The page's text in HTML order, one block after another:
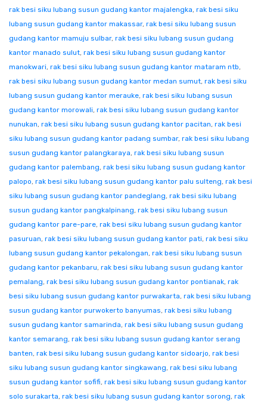
rak besi siku lubang susun gudang kantor majalengka, rak besi siku
lubang susun gudang kantor makassar, rak besi siku lubang susun
gudang kantor mamuju sulbar, rak besi siku lubang susun gudang
kantor manado sulut, rak besi siku lubang susun gudang kantor
manokwari, rak besi siku lubang susun gudang kantor mataram ntb,
rak besi siku lubang susun gudang kantor medan sumut, rak besi siku
lubang susun gudang kantor merauke, rak besi siku lubang susun
gudang kantor morowali, rak besi siku lubang susun gudang kantor
nunukan, rak besi siku lubang susun gudang kantor pacitan, rak besi
siku lubang susun gudang kantor padang sumbar, rak besi siku lubang
susun gudang kantor palangkaraya, rak besi siku lubang susun
gudang kantor palembang, rak besi siku lubang susun gudang kantor
palopo, rak besi siku lubang susun gudang kantor palu sulteng, rak besi
siku lubang susun gudang kantor pandeglang, rak besi siku lubang
susun gudang kantor pangkalpinang, rak besi siku lubang susun
gudang kantor pare-pare, rak besi siku lubang susun gudang kantor
pasuruan, rak besi siku lubang susun gudang kantor pati, rak besi siku
lubang susun gudang kantor pekalongan, rak besi siku lubang susun
gudang kantor pekanbaru, rak besi siku lubang susun gudang kantor
pemalang, rak besi siku lubang susun gudang kantor pontianak, rak
besi siku lubang susun gudang kantor purwakarta, rak besi siku lubang
susun gudang kantor purwokerto banyumas, rak besi siku lubang
susun gudang kantor samarinda, rak besi siku lubang susun gudang
kantor semarang, rak besi siku lubang susun gudang kantor serang
banten, rak besi siku lubang susun gudang kantor sidoarjo, rak besi
siku lubang susun gudang kantor singkawang, rak besi siku lubang
susun gudang kantor sofifi, rak besi siku lubang susun gudang kantor
solo surakarta, rak besi siku lubang susun gudang kantor sorong, rak